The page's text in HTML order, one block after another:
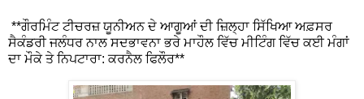
**ਗੌਰਮਿੰਟ ਟੀਚਰਜ਼ ਯੂਨੀਅਨ ਦੇ ਆਗੂਆਂ ਦੀ ਜ਼ਿਲ੍ਹਾ ਸਿੱਖਿਆ ਅਫ਼ਸਰ
ਸੈਕੰਡਰੀ ਜਲੰਧਰ ਨਾਲ ਸਦਭਾਵਨਾ ਭਰੇ ਮਾਹੌਲ ਵਿੱਚ ਮੀਟਿੰਗ ਵਿੱਚ ਕਈ ਮੰਗਾਂ
ਦਾ ਮੌਕੇ ਤੇ ਨਿਪਟਾਰਾ: ਕਰਨੈਲ ਫਿਲੌਰ**